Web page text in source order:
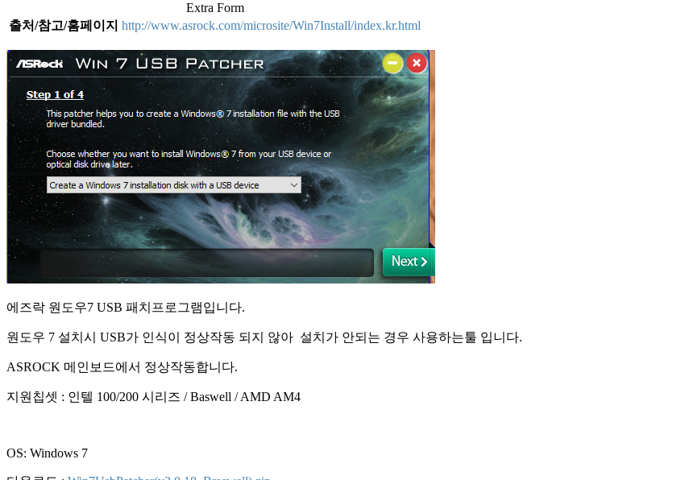
Extra Form
출처/참고/홈페이지 http://www.asrock.com/microsite/Win7Install/index.kr.html
에즈락 원도우7 USB 패치프로그램입니다.
원도우 7 설치시 USB가 인식이 정상작동 되지 않아 설치가 안되는 경우 사용하는툴 입니다.
ASROCK 메인보드에서 정상작동합니다.
지원칩셋 : 인텔 100/200 시리즈 / Baswell / AMD AM4
OS: Windows 7